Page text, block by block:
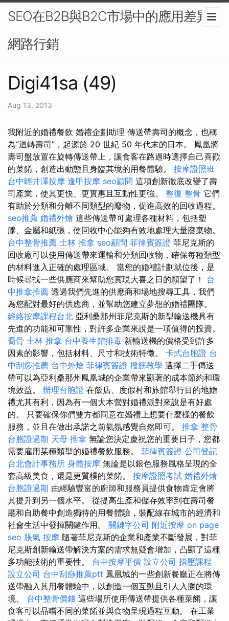
SEO在B2B與B2C市場中的應用差異-
網路行銷
Digi41sa (49)
Aug 13, 2013
我附近的婚禮餐飲 婚禮企劃助理 傳送帶壽司的概念，也稱
為“迴轉壽司”，起源於 20 世紀 50 年代末的日本。 鳳凰將
壽司盤放置在旋轉傳送帶上，讓食客在路過時選擇自己喜歡
的菜餚，創造出動態且身臨其境的用餐體驗。 按摩證照班
台中輕井澤按摩 逢甲按摩 seo顧問 這項創新徹底改變了壽
司產業，使其更快、更實惠且互動性更強。 整復 整骨 它們
有助於分類和分離不同類型的廢物，促進高效的回收過程。
seo推薦 婚禮外燴 這些傳送帶可處理各種材料，包括塑
膠、金屬和紙張，使回收中心能夠有效地處理大量廢棄物。
台中整骨推薦 士林 推拿 seo顧問 菲律賓簽證 菲尼克斯的
回收廠可以使用傳送帶來運輸和分類回收物，確保每種類型
的材料進入正確的處理區域。 當您的婚禮計劃就位後，是
時候尋找一些供應商來幫助您實現大喜之日的願望了！ 台
中推拿推薦 透過我們先進的供應商和場地搜尋工具，我們
為您配對最好的供應商，並幫助您建立夢想的婚禮團隊。
經絡按摩課程台北 亞利桑那州菲尼克斯的新型輸送機具有
先進的功能和可靠性，對許多企業來說是一項值得的投資。
喬骨 士林 推拿 台中養生館排毒 新輸送機的價格受到許多
因素的影響，包括材料、尺寸和技術特徵。 卡式台胞證 台
中刮痧推薦 台中外燴 菲律賓簽證 撥筋教學 選擇二手傳送
帶可以為亞利桑那州鳳凰城的企業帶來顯著的成本節約和環
境效益。 辦理台胞證 在飯店、度假村和旅館舉行目的地婚
禮尤其有利，因為有一個大本營對婚禮派對來說是有好處
的。 只要確保你們雙方都同意在婚禮上想要什麼樣的餐飲
服務，並且在做出承諾之前氣氛感覺自然即可。 推拿 整骨
台胞證過期 天母 推拿 無論您決定慶祝您的重要日子，您都
需要雇用某種類型的婚禮餐飲服務。 菲律賓簽證 公司登記
台北會計事務所 身體按摩 無論是以銀色服務風格呈現的全
套高級美食，還是更質樸的菜餚。 按摩證照考試 婚禮外燴
台胞證過期 由經驗豐富的廚師和服務員提供食物肯定會將
其提升到另一個水平。 從提高生產和儲存效率到在壽司餐
廳和自助餐中創造獨特的用餐體驗，裝配線在城市的經濟和
社會生活中發揮關鍵作用。 關鍵字公司 附近按摩 on page
seo 脹氣 按摩 隨著菲尼克斯的企業和產業不斷發展，對菲
尼克斯創新輸送帶解決方案的需求無疑會增加，凸顯了這種
多功能技術的重要性。 台中按摩平價 設立公司 指壓課程
設立公司 台中刮痧推薦ptt 鳳凰城的一些創新餐廳正在將傳
送帶融入其用餐體驗中，以創造一個互動且引人入勝的環
境。 台中整骨價錢 這些場所使用傳送帶提供各種菜餚，讓
食客可以品嚐不同的菜餚並與食物呈現過程互動。 在工業